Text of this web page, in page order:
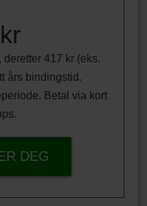
417 kr (eks.
års bindingstid.
Betal via kort
DEG